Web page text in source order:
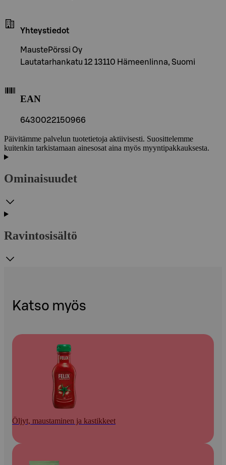
Yhteystiedot
MaustePörssi Oy
Lautatarhankatu 12 13110 Hämeenlinna, Suomi
EAN
6430022150966
Päivitämme palvelun tuotetietoja aktiivisesti. Suosittelemme
kuitenkin tarkistamaan ainesosat aina myös myyntipakkauksesta.
Ominaisuudet
Ravintosisältö
Katso myös
Öljyt, maustaminen ja kastikkeet